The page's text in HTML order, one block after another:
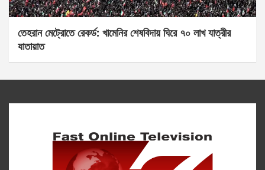
তেহরান মেট্রোতে রেকর্ড: খামেনির শেষবিদায় ঘিরে ৭০ লাখ যাত্রীর
যাতায়াত